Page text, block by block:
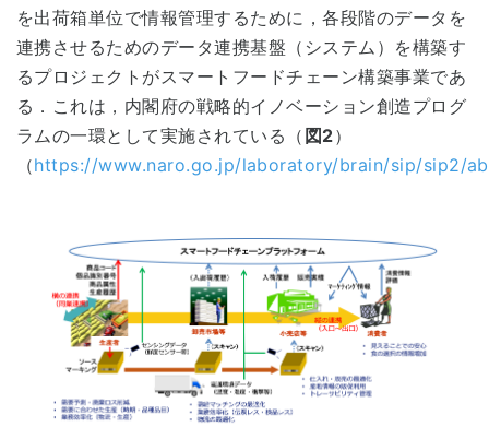
を出荷箱単位で情報管理するために，各段階のデータを
連携させるためのデータ連携基盤（システム）を構築す
るプロジェクトがスマートフードチェーン構築事業であ
る．これは，内閣府の戦略的イノベーション創造プログ
ラムの一環として実施されている（ 図2）
（https://www.naro.go.jp/laboratory/brain/sip/sip2/